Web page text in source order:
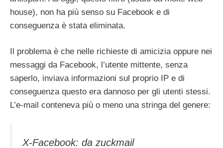
house), non ha più senso su Facebook e di
conseguenza è stata eliminata.
Il problema è che nelle richieste di amicizia oppure nei
messaggi da Facebook, l’utente mittente, senza
saperlo, inviava informazioni sul proprio IP e di
conseguenza questo era dannoso per gli utenti stessi.
L’e-mail conteneva più o meno una stringa del genere:
X-Facebook: da zuckmail